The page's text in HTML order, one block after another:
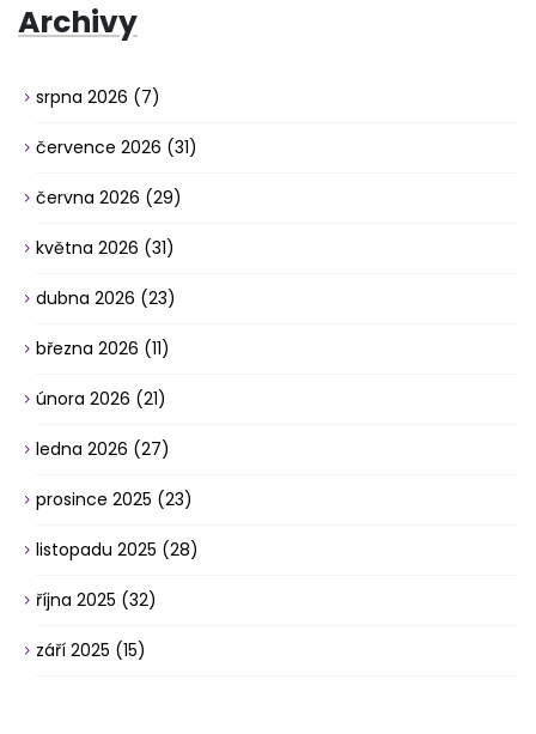
Archivy
srpna 2026 (7)
července 2026 (31)
června 2026 (29)
května 2026 (31)
dubna 2026 (23)
března 2026 (11)
února 2026 (21)
ledna 2026 (27)
prosince 2025 (23)
listopadu 2025 (28)
října 2025 (32)
září 2025 (15)